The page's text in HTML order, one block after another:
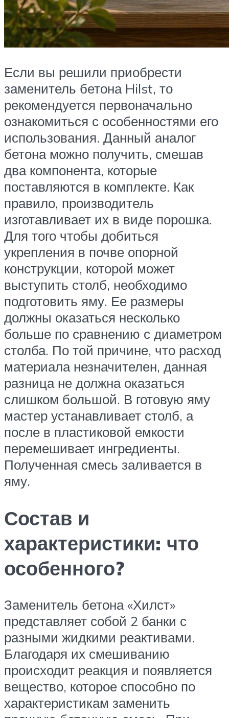
Если вы решили приобрести
заменитель бетона Hilst, то
рекомендуется первоначально
ознакомиться с особенностями его
использования. Данный аналог
бетона можно получить, смешав
два компонента, которые
поставляются в комплекте. Как
правило, производитель
изготавливает их в виде порошка.
Для того чтобы добиться
укрепления в почве опорной
конструкции, которой может
выступить столб, необходимо
подготовить яму. Ее размеры
должны оказаться несколько
больше по сравнению с диаметром
столба. По той причине, что расход
материала незначителен, данная
разница не должна оказаться
слишком большой. В готовую яму
мастер устанавливает столб, а
после в пластиковой емкости
перемешивает ингредиенты.
Полученная смесь заливается в
яму.
Состав и
характеристики: что
особенного?
Заменитель бетона «Хилст»
представляет собой 2 банки с
разными жидкими реактивами.
Благодаря их смешиванию
происходит реакция и появляется
вещество, которое способно по
характеристикам заменить